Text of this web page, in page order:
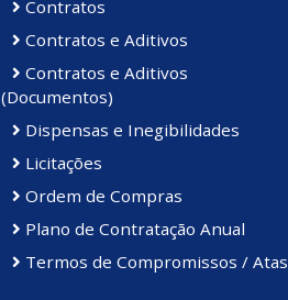
Contratos
Contratos e Aditivos
Contratos e Aditivos
(Documentos)
Dispensas e Inegibilidades
Licitações
Ordem de Compras
Plano de Contratação Anual
Termos de Compromissos / Atas